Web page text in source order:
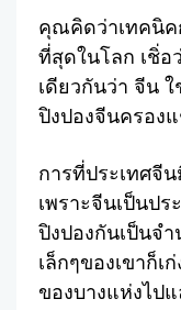
คุณคิดว่าเทคนิค
ที่สุดในโลก เชิ่อ
เดียวกันว่า จีน
ปิงปองจีนครอง
การที่ประเทศจี
เพราะจีนเป็นป
ปิงปองกันเป็นจ
เล็กๆของเขาก็เ
ของบางแห่งไป